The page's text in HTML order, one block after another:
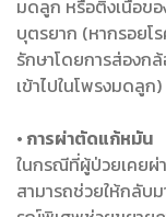
มดลูก หรือติ่งเนื้อขอ
บุตรยาก (หากรอยโ
รักษาโดยการส่องก
เข้าไปในโพรงมดลูก)
• การผ่าตัดแก้หมัน
ในกรณีที่ผู้ป่วยเคยผ่
สามารถช่วยให้กลับ